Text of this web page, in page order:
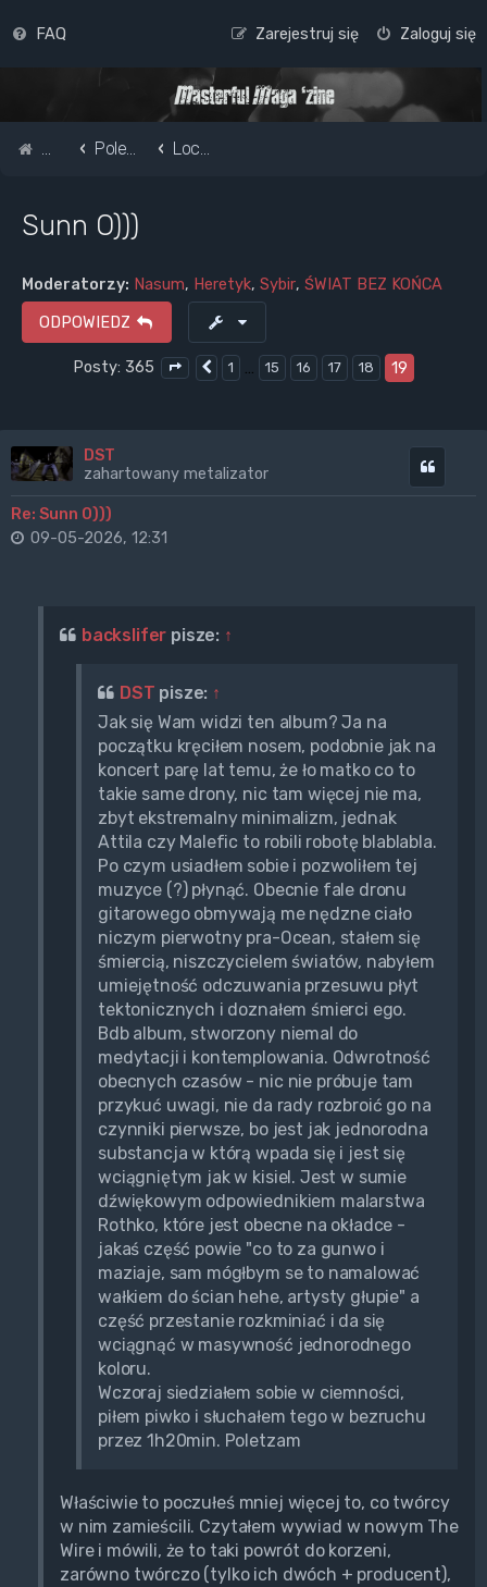
FAQ Zaloguj się
Zarejestruj się
Strona główna
Pole do popisu... Lochy, piwnice, fabryki, psychiatryki
Sunn O)))
Moderatorzy: Nasum, Heretyk, Sybir, ŚWIAT BEZ KOŃCA
ODPOWIEDZ
Posty: 365 Strona 19z 19
Poprzednia
1 … 15 16 17 18 19
DST
zahartowany metalizator
Re: Sunn O)))
09-05-2026, 12:31
backslifer pisze: ↑
DST pisze: ↑
Jak się Wam widzi ten album? Ja na
początku kręciłem nosem, podobnie jak na
koncert parę lat temu, że ło matko co to
takie same drony, nic tam więcej nie ma,
zbyt ekstremalny minimalizm, jednak
Attila czy Malefic to robili robotę blablabla.
Po czym usiadłem sobie i pozwoliłem tej
muzyce (?) płynąć. Obecnie fale dronu
gitarowego obmywają me nędzne ciało
niczym pierwotny pra-Ocean, stałem się
śmiercią, niszczycielem światów, nabyłem
umiejętność odczuwania przesuwu płyt
tektonicznych i doznałem śmierci ego.
Bdb album, stworzony niemal do
medytacji i kontemplowania. Odwrotność
obecnych czasów - nic nie próbuje tam
przykuć uwagi, nie da rady rozbroić go na
czynniki pierwsze, bo jest jak jednorodna
substancja w którą wpada się i jest się
wciągniętym jak w kisiel. Jest w sumie
dźwiękowym odpowiednikiem malarstwa
Rothko, które jest obecne na okładce -
jakaś część powie "co to za gunwo i
maziaje, sam mógłbym se to namalować
wałkiem do ścian hehe, artysty głupie" a
część przestanie rozkminiać i da się
wciągnąć w masywność jednorodnego
koloru.
Wczoraj siedziałem sobie w ciemności,
piłem piwko i słuchałem tego w bezruchu
przez 1h20min. Poletzam
Właściwie to poczułeś mniej więcej to, co twórcy
w nim zamieścili. Czytałem wywiad w nowym The
Wire i mówili, że to taki powrót do korzeni,
zarówno twórczo (tylko ich dwóch + producent),